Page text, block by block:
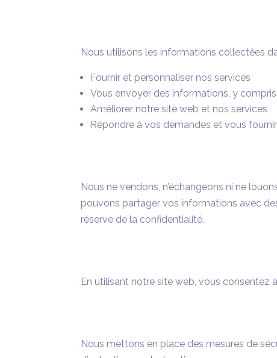
Nous utilisons les informations collectées
Fournir et personnaliser nos services
Vous envoyer des informations, y
Améliorer notre site web et nos services
Répondre à vos demandes et vous
Nous ne vendons, n’échangeons ni ne
pouvons partager vos informations avec
réserve de la confidentialité.
En utilisant notre site web, vous consentez
Nous mettons en place des mesures de